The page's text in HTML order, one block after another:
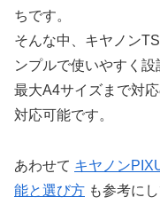
ちです。
そんな中、キヤノン
ンプルで使いやすく設
最大A4サイズまで対
対応可能です。
あわせて キヤノン
能と選び方 も参考に